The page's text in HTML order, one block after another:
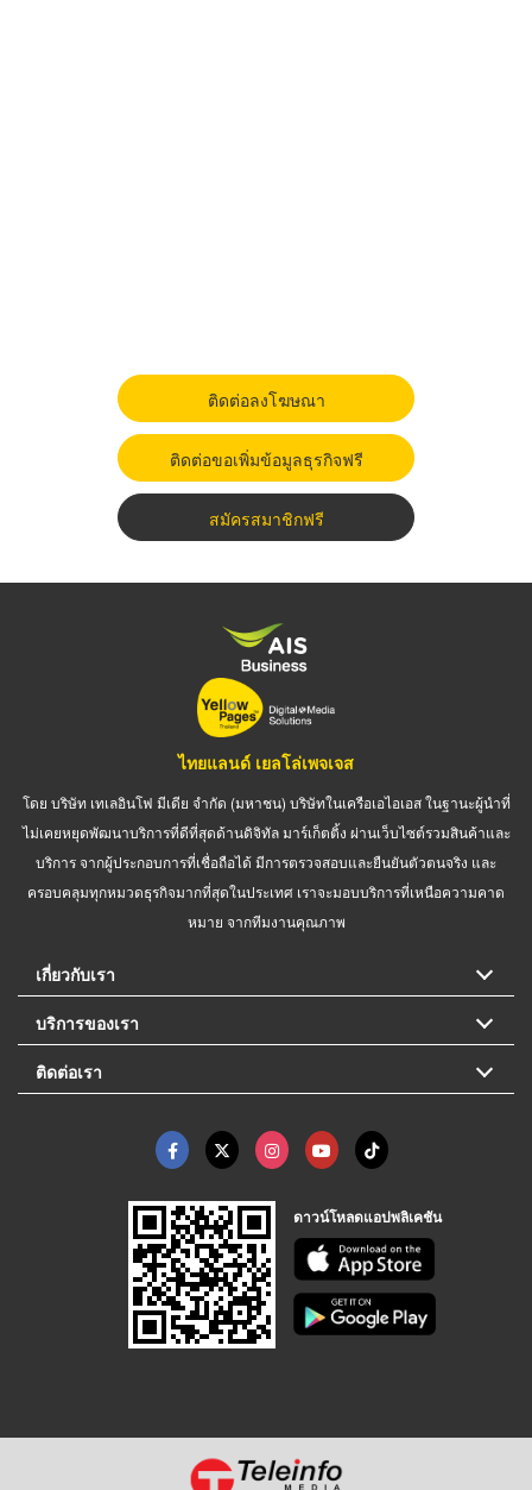
ติดต่อลงโฆษณา
ติดต่อขอเพิ่มข้อมูลธุรกิจฟรี
สมัครสมาชิกฟรี
ไทยแลนด์ เยลโล่เพจเจส
โดย บริษัท เทเลอินโฟ มีเดีย จำกัด (มหาชน) บริษัทในเครือเอไอเอส ในฐานะผู้นำที่
ไม่เคยหยุดพัฒนาบริการที่ดีที่สุดด้านดิจิทัล มาร์เก็ตติ้ง ผ่านเว็บไซต์รวมสินค้าและ
บริการ จากผู้ประกอบการที่เชื่อถือได้ มีการตรวจสอบและยืนยันตัวตนจริง และ
ครอบคลุมทุกหมวดธุรกิจมากที่สุดในประเทศ เราจะมอบบริการที่เหนือความคาด
หมาย จากทีมงานคุณภาพ
เกี่ยวกับเรา
บริการของเรา
ติดต่อเรา
ดาวน์โหลดแอปพลิเคชัน